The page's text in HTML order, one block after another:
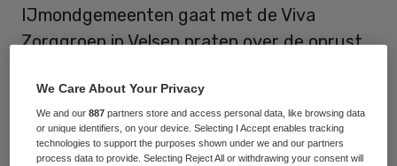
IJmondgemeenten gaat met de Viva
Zorggroep in Velsen praten over de onrust
IJmuider Courant.
Minder loon
We Care About Your Privacy
We and our887 partners store and access personal data, like browsing data
or unique identifiers, on your device. Selecting I Accept enables tracking
technologies to support the purposes shown under we and our partners
process data to provide. Selecting Reject All or withdrawing your consent will